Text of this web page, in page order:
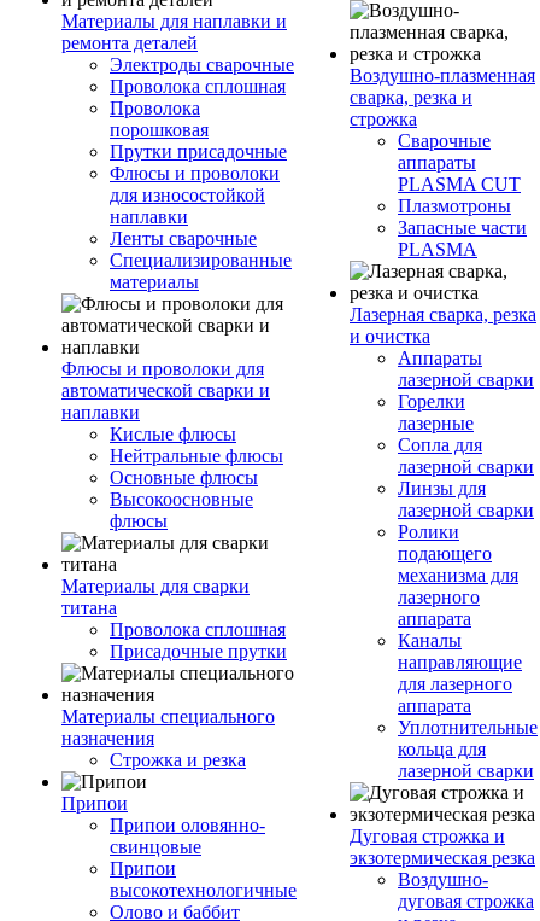
Материалы для наплавки и
ремонта деталей
Электроды сварочные
Проволока сплошная
Проволока
порошковая
Прутки присадочные
Флюсы и проволоки
для износостойкой
наплавки
Ленты сварочные
Специализированные
материалы
Флюсы и проволоки для
автоматической сварки и
наплавки
Кислые флюсы
Нейтральные флюсы
Основные флюсы
Высокоосновные
флюсы
Материалы для сварки
титана
Проволока сплошная
Присадочные прутки
Материалы специального
назначения
Строжка и резка
Припои
Припои оловянно-
свинцовые
Припои
высокотехнологичные
Олово и баббит
Воздушно-плазменная
сварка, резка и
строжка
Сварочные
аппараты
PLASMA CUT
Плазмотроны
Запасные части
PLASMA
Лазерная сварка, резка
и очистка
Аппараты
лазерной сварки
Горелки
лазерные
Сопла для
лазерной сварки
Линзы для
лазерной сварки
Ролики
подающего
механизма для
лазерного
аппарата
Каналы
направляющие
для лазерного
аппарата
Уплотнительные
кольца для
лазерной сварки
Дуговая строжка и
экзотермическая резка
Воздушно-
дуговая строжка